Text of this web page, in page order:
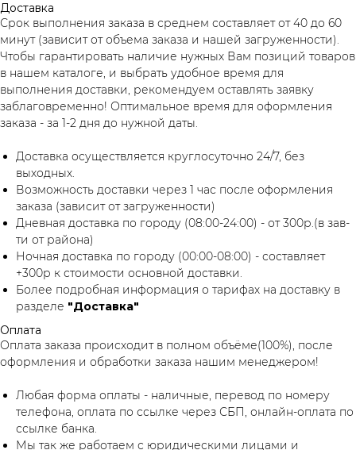
Доставка
Срок выполнения заказа в среднем составляет от 40 до 60
минут (зависит от объема заказа и нашей загруженности).
Чтобы гарантировать наличие нужных Вам позиций товаров
в нашем каталоге, и выбрать удобное время для
выполнения доставки, рекомендуем оставлять заявку
заблаговременно! Оптимальное время для оформления
заказа - за 1-2 дня до нужной даты.
Доставка осуществляется круглосуточно 24/7, без
выходных.
Возможность доставки через 1 час после оформления
заказа (зависит от загруженности)
Дневная доставка по городу (08:00-24:00) - от 300р.(в зав-
ти от района)
Ночная доставка по городу (00:00-08:00) - составляет
+300р к стоимости основной доставки.
Более подробная информация о тарифах на доставку в
разделе "Доставка"
Оплата
Оплата заказа происходит в полном объёме(100%), после
оформления и обработки заказа нашим менеджером!
Любая форма оплаты - наличные, перевод по номеру
телефона, оплата по ссылке через СБП, онлайн-оплата по
ссылке банка.
Мы так же работаем с юридическими лицами и